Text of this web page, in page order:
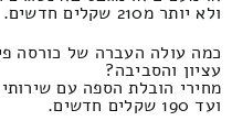
ולא יותר מ210 שקלים חדשים.
עציון והסביבה?
ועד 190 שקלים חדשים.